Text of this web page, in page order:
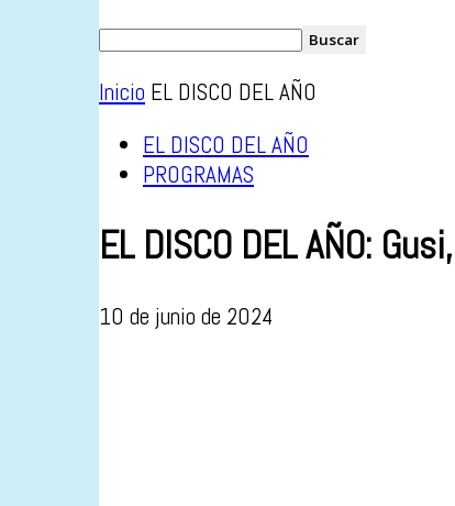
Inicio EL DISCO DEL AÑO
EL DISCO DEL AÑO
PROGRAMAS
EL DISCO DEL AÑO:
10 de junio de 2024